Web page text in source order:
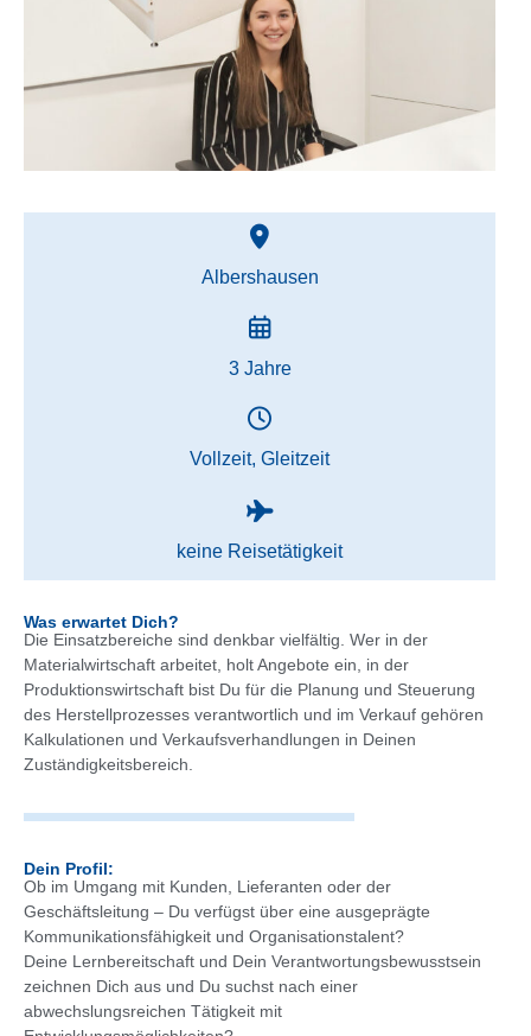
Albershausen
3 Jahre
Vollzeit, Gleitzeit
keine Reisetätigkeit
Was erwartet Dich?
Die Einsatzbereiche sind denkbar vielfältig. Wer in der
Materialwirtschaft arbeitet, holt Angebote ein, in der
Produktionswirtschaft bist Du für die Planung und Steuerung
des Herstellprozesses verantwortlich und im Verkauf gehören
Kalkulationen und Verkaufsverhandlungen in Deinen
Zuständigkeitsbereich.
Dein Profil:
Ob im Umgang mit Kunden, Lieferanten oder der
Geschäftsleitung – Du verfügst über eine ausgeprägte
Kommunikationsfähigkeit und Organisationstalent?
Deine Lernbereitschaft und Dein Verantwortungsbewusstsein
zeichnen Dich aus und Du suchst nach einer
abwechslungsreichen Tätigkeit mit